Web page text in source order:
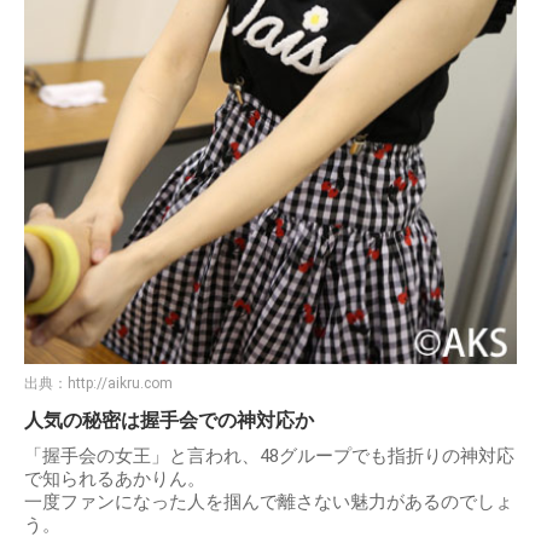
出典： http://aikru.com
人気の秘密は握手会での神対応か
「握手会の女王」と言われ、48グループでも指折りの神対応
で知られるあかりん。
一度ファンになった人を掴んで離さない魅力があるのでしょ
う。